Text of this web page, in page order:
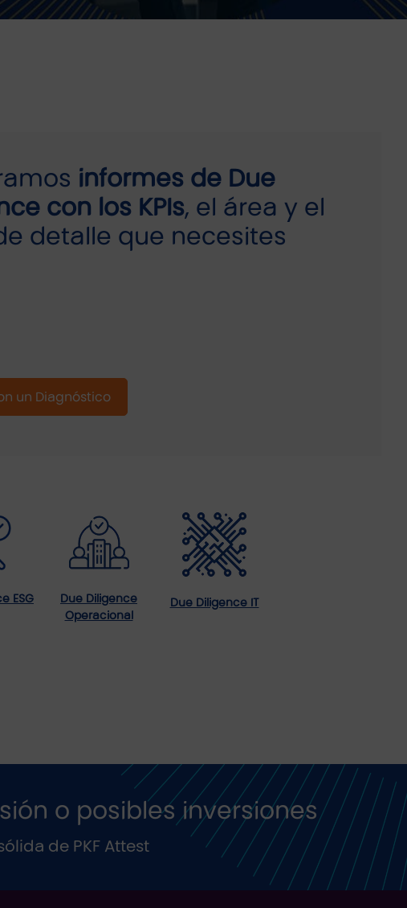
informes de Due
con los KPIs, el área y el
detalle que necesites
un Diagnóstico
ESG
Due Diligence
Operacional
Due Diligence IT
o posibles inversiones
de PKF Attest